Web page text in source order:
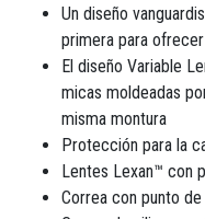
Un diseño
primera para
El diseño Variable
micas moldeadas
misma montura
Protección para la
Lentes Lexan™ con
Correa con punto